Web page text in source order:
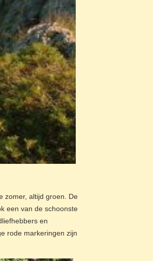
zomer, altijd groen. De
een van de schoonste
en
rode markeringen zijn